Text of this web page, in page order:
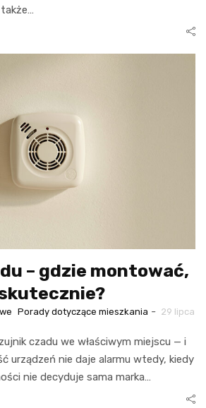
– gdzie montować,
skutecznie?
Porady dotyczące mieszkania - 29 lipca
czadu we właściwym miejscu — i
urządzeń nie daje alarmu wtedy, kiedy
nie decyduje sama marka…